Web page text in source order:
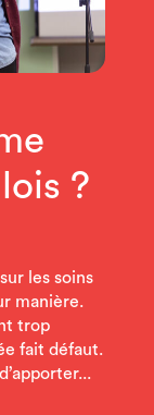
?
les soins
manière.
trop
fait défaut.